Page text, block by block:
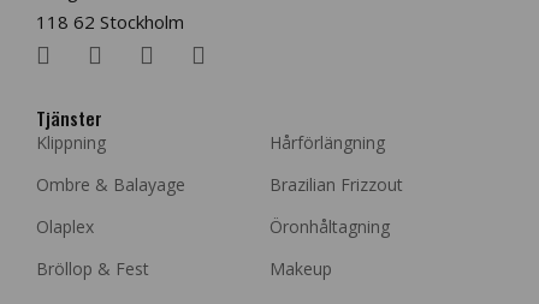
118 62 Stockholm
Tjänster
Klippning
Hårförlängning
Ombre & Balayage
Brazilian Frizzout
Olaplex
Öronhåltagning
Bröllop & Fest
Makeup